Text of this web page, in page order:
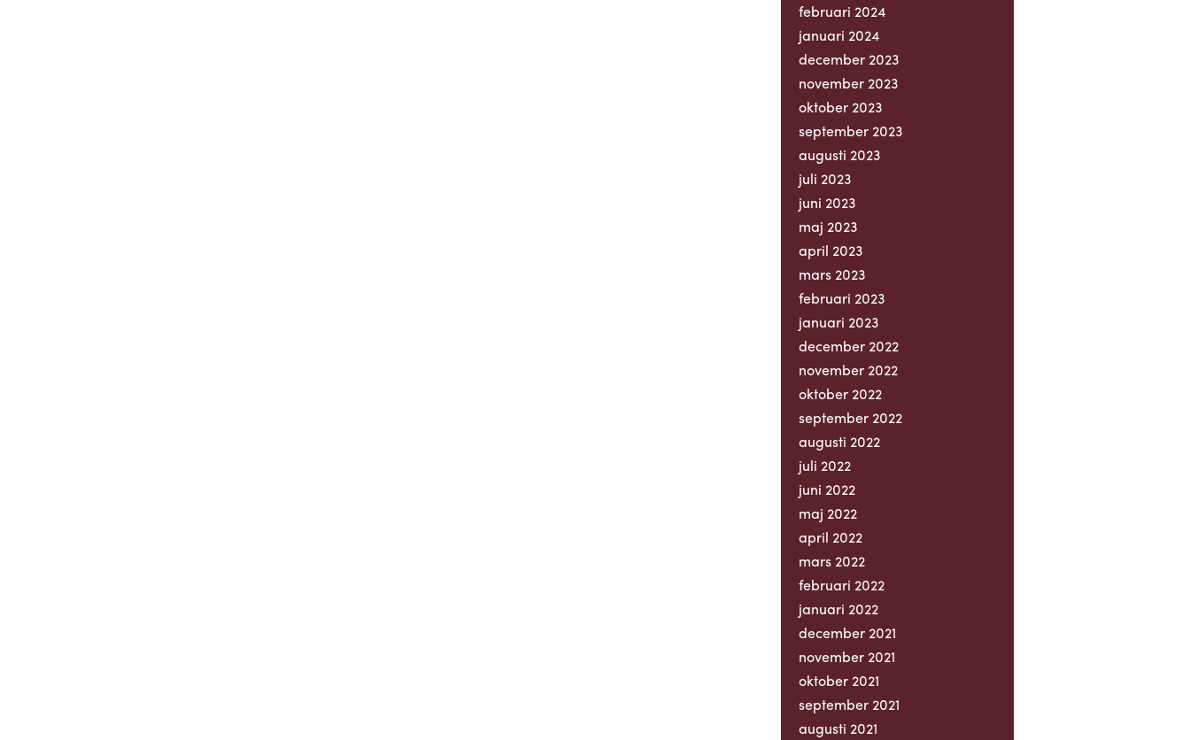
februari 2024
januari 2024
december 2023
november 2023
oktober 2023
september 2023
augusti 2023
juli 2023
juni 2023
maj 2023
april 2023
mars 2023
februari 2023
januari 2023
december 2022
november 2022
oktober 2022
september 2022
augusti 2022
juli 2022
juni 2022
maj 2022
april 2022
mars 2022
februari 2022
januari 2022
december 2021
november 2021
oktober 2021
september 2021
augusti 2021